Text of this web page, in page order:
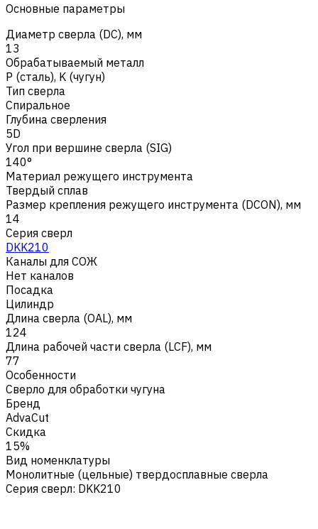
Основные параметры
Диаметр сверла (DC), мм
13
Обрабатываемый металл
Р (сталь), K (чугун)
Тип сверла
Спиральное
Глубина сверления
5D
Угол при вершине сверла (SIG)
140°
Материал режущего инструмента
Твердый сплав
Размер крепления режущего инструмента (DCON), мм
14
Серия сверл
DKK210
Каналы для СОЖ
Нет каналов
Посадка
Цилиндр
Длина сверла (OAL), мм
124
Длина рабочей части сверла (LCF), мм
77
Особенности
Сверло для обработки чугуна
Бренд
AdvaCut
Скидка
15%
Вид номенклатуры
Монолитные (цельные) твердосплавные сверла
Серия сверл: DKK210